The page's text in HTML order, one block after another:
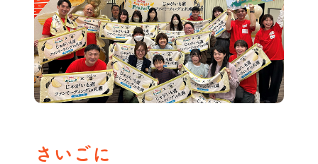
さいごに